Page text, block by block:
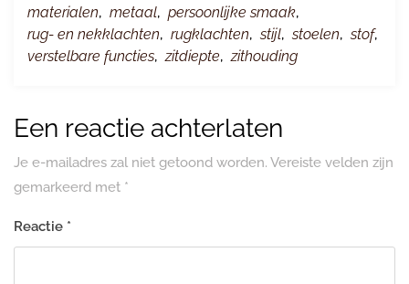
materialen, metaal, persoonlijke smaak,
rug- en nekklachten, rugklachten, stijl, stoelen, stof,
verstelbare functies, zitdiepte, zithouding
Een reactie achterlaten
Je e-mailadres zal niet getoond worden. Vereiste velden zijn
gemarkeerd met *
Reactie *